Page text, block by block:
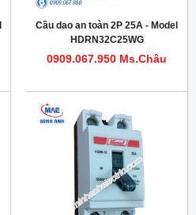
Cầu dao an toàn 2P 25A - Model
HDRN32C25WG
0909.067.950 Ms.Châu